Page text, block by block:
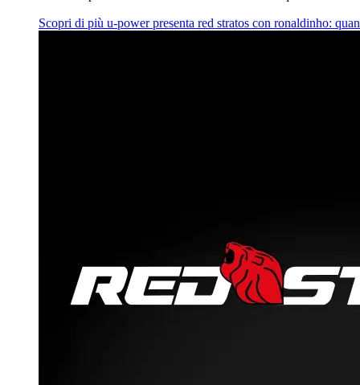
Scopri di più u‑power presenta red stratos con ronaldinho: